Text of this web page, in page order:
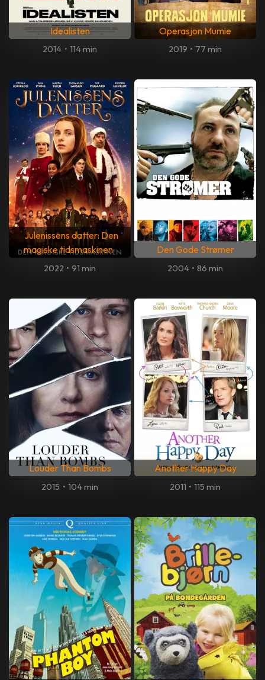
Idealisten
2014 • 114 min
Operasjon Mumie
2019 • 77 min
Julenissens datter: Den
magiske tidsmaskinen
2022 • 91 min
Den Gode Strømer
2004 • 86 min
Louder Than Bombs
2015 • 104 min
Another Happy Day
2011 • 115 min